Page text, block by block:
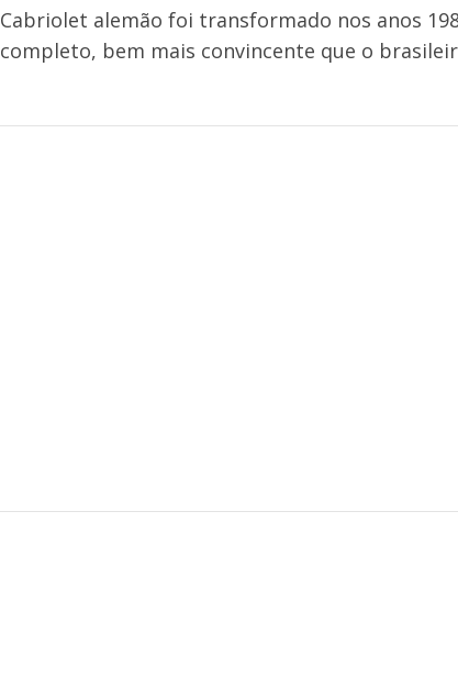
Cabriolet alemão foi transformado nos anos
completo, bem mais convincente que o